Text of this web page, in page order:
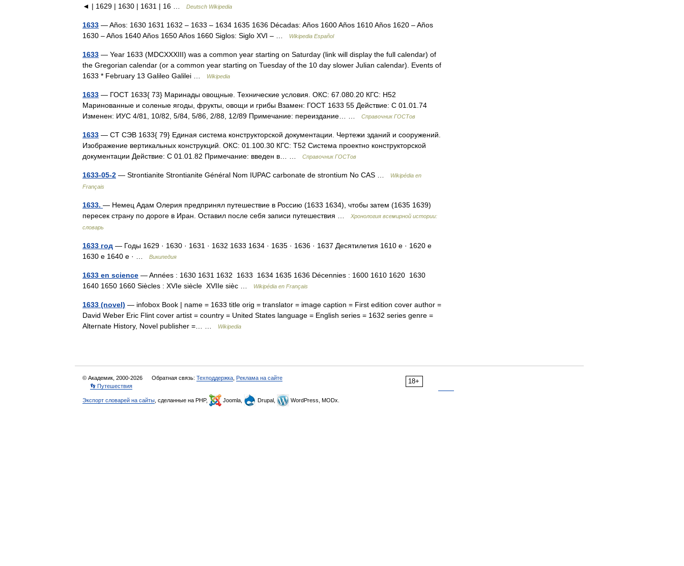
◄ | 1629 | 1630 | 1631 | 16 …
Deutsch Wikipedia
1633 — Años: 1630 1631 1632 – 1633 – 1634 1635 1636 Décadas: Años 1600 Años 1610 Años 1620 – Años
1630 – Años 1640 Años 1650 Años 1660 Siglos: Siglo XVI – …
Wikipedia Español
1633 — Year 1633 (MDCXXXIII) was a common year starting on Saturday (link will display the full calendar) of
the Gregorian calendar (or a common year starting on Tuesday of the 10 day slower Julian calendar). Events of
1633 * February 13 Galileo Galilei …
Wikipedia
1633 — ГОСТ 1633{ 73} Маринады овощные. Технические условия. ОКС: 67.080.20 КГС: Н52
Маринованные и соленые ягоды, фрукты, овощи и грибы Взамен: ГОСТ 1633 55 Действие: С 01.01.74
Изменен: ИУС 4/81, 10/82, 5/84, 5/86, 2/88, 12/89 Примечание: переиздание… …
Справочник ГОСТов
1633 — СТ СЭВ 1633{ 79} Единая система конструкторской документации. Чертежи зданий и сооружений.
Изображение вертикальных конструкций. ОКС: 01.100.30 КГС: Т52 Система проектно конструкторской
документации Действие: С 01.01.82 Примечание: введен в… …
Справочник ГОСТов
1633-05-2 — Strontianite Strontianite Général Nom IUPAC carbonate de strontium No CAS …
Wikipédia en
Français
1633. — Немец Адам Олерия предпринял путешествие в Россию (1633 1634), чтобы затем (1635 1639)
пересек страну по дороге в Иран. Оставил после себя записи путешествия …
Хронология всемирной истории:
словарь
1633 год — Годы 1629 · 1630 · 1631 · 1632 1633 1634 · 1635 · 1636 · 1637 Десятилетия 1610 е · 1620 е
1630 е 1640 е · …
Википедия
1633 en science — Années : 1630 1631 1632 1633 1634 1635 1636 Décennies : 1600 1610 1620 1630
1640 1650 1660 Siècles : XVIe siècle XVIIe sièc …
Wikipédia en Français
1633 (novel) — infobox Book | name = 1633 title orig = translator = image caption = First edition cover author =
David Weber Eric Flint cover artist = country = United States language = English series = 1632 series genre =
Alternate History, Novel publisher =… …
Wikipedia
18+
© Академик, 2000-2026 Обратная связь: Техподдержка Реклама на сайте
👣 Путешествия
Экспорт словарей на сайты , сделанные на PHP, Joomla, Drupal, WordPress, MODx.